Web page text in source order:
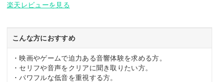
楽天レビューを見る
こんな方におすすめ
・映画やゲームで迫力ある音響体験を求める方。
・セリフや音声をクリアに聞き取りたい方。
・パワフルな低音を重視する方。